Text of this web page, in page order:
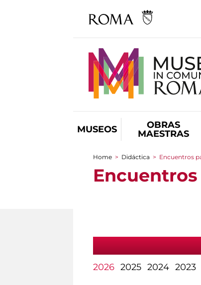
MUSEOS
OBRAS
MAESTRAS
You are here
Home > Didáctica > Encuentros
2026 2025 2024 2023